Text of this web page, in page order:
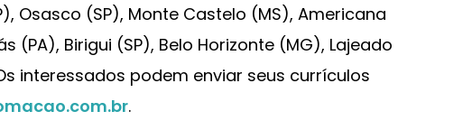
Osasco (SP), Monte Castelo (MS), Americana
(PA), Birigui (SP), Belo Horizonte (MG), Lajeado
interessados podem enviar seus currículos
.